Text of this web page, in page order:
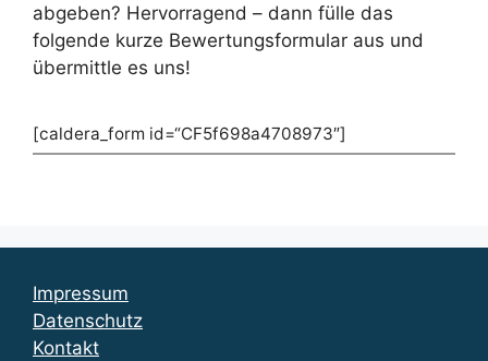
abgeben? Hervorragend – dann fülle das
folgende kurze Bewertungsformular aus und
übermittle es uns!
[caldera_form id=“CF5f698a4708973″]
Impressum
Datenschutz
Kontakt